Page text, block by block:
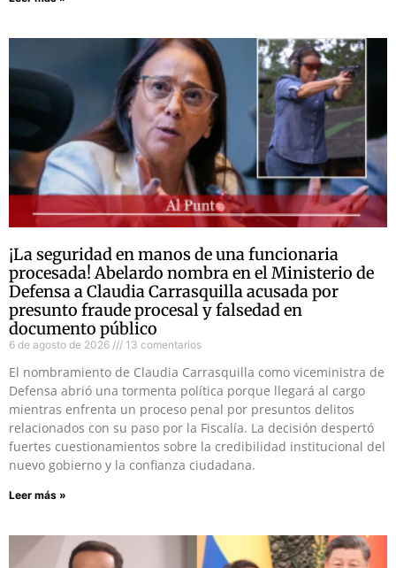
¡La seguridad en manos de una funcionaria
procesada! Abelardo nombra en el Ministerio de
Defensa a Claudia Carrasquilla acusada por
presunto fraude procesal y falsedad en
documento público
6 de agosto de 2026 13 comentarios
El nombramiento de Claudia Carrasquilla como viceministra de
Defensa abrió una tormenta política porque llegará al cargo
mientras enfrenta un proceso penal por presuntos delitos
relacionados con su paso por la Fiscalía. La decisión despertó
fuertes cuestionamientos sobre la credibilidad institucional del
nuevo gobierno y la confianza ciudadana.
Leer más »